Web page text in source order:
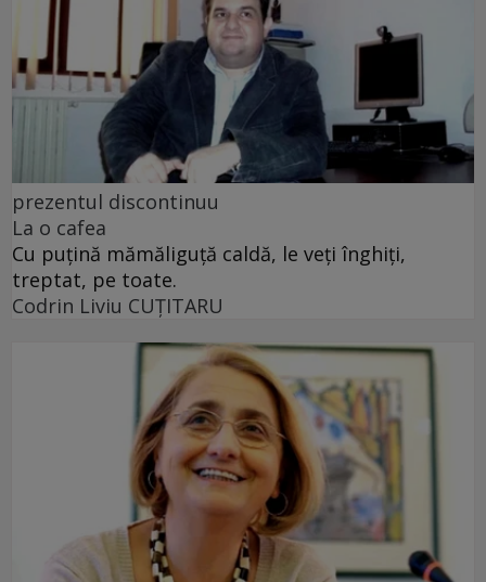
prezentul discontinuu
La o cafea
Cu puţină mămăliguţă caldă, le veţi înghiţi,
treptat, pe toate.
Codrin Liviu CUŢITARU